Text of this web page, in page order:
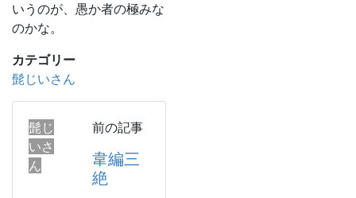
いうのが、愚か者の極みな
のかな。
カテゴリー
髭じいさん
髭じ
いさ
ん
前の記事
韋編三
絶